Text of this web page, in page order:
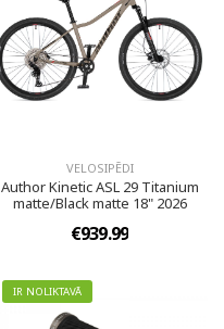
VELOSIPĒDI
Author Kinetic ASL 29 Titanium
matte/Black matte 18" 2026
€939.99
IR NOLIKTAVĀ